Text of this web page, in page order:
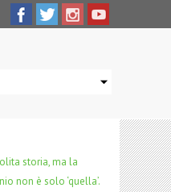
storia, ma la
non è solo ‘quella’.